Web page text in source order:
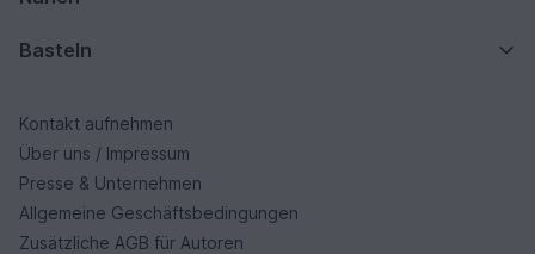
Basteln
Kontakt aufnehmen
Über uns / Impressum
Presse & Unternehmen
Allgemeine Geschäftsbedingungen
Zusätzliche AGB für Autoren